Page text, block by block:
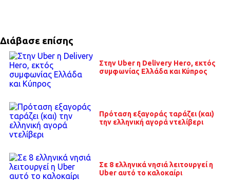
Διάβασε επίσης
Στην Uber η Delivery Hero, εκτός
συμφωνίας Ελλάδα και Κύπρος
Πρόταση εξαγοράς ταράζει (και)
την ελληνική αγορά ντελίβερι
Σε 8 ελληνικά νησιά λειτουργεί η
Uber αυτό το καλοκαίρι